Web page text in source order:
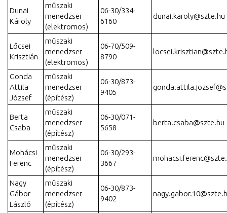
Dunai
Károly
műszaki
menedzser
(elektromos)
06-30/334-
6160
dunai.karoly@szte.hu
Lőcsei
Krisztián
műszaki
menedzser
(elektromos)
06-70/509-
8790
Gonda
Attila
József
műszaki
menedzser
(építész)
06-30/873-
9405
Berta
Csaba
műszaki
menedzser
(építész)
06-30/071-
5658
berta.csaba@szte.hu
Mohácsi
Ferenc
műszaki
menedzser
(építész)
06-30/293-
3667
Nagy
Gábor
László
műszaki
menedzser
(építész)
06-30/873-
9402